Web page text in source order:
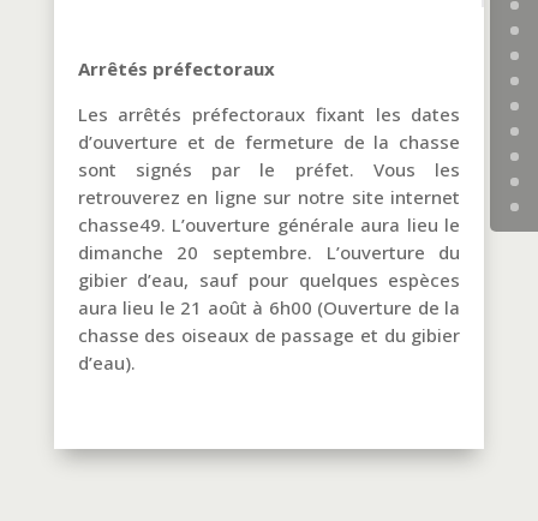
Arrêtés préfectoraux
Les arrêtés préfectoraux fixant les dates
d’ouverture et de fermeture de la chasse
sont signés par le préfet. Vous les
retrouverez en ligne sur notre site internet
chasse49. L’ouverture générale aura lieu le
dimanche 20 septembre. L’ouverture du
gibier d’eau, sauf pour quelques espèces
aura lieu le 21 août à 6h00 (Ouverture de la
chasse des oiseaux de passage et du gibier
d’eau).